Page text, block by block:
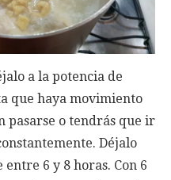
a la potencia de
que haya movimiento
pasarse o tendrás que ir
Déjalo
entre 6 y 8 horas. Con 6